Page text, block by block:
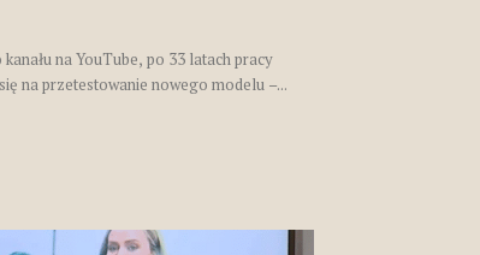
na YouTube, po 33 latach pracy
na przetestowanie nowego modelu –...